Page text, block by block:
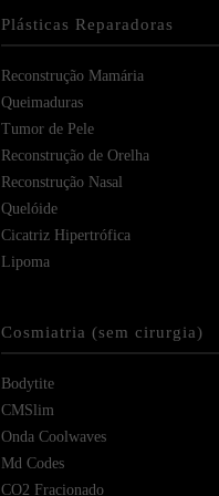
Plásticas Reparadoras
Reconstrução Mamária
Queimaduras
Tumor de Pele
Reconstrução de Orelha
Reconstrução Nasal
Quelóide
Cicatriz Hipertrófica
Lipoma
Cosmiatria (sem cirurgia)
Bodytite
CMSlim
Onda Coolwaves
Md Codes
CO2 Fracionado